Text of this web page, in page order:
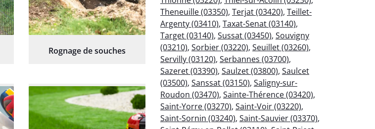
Rognage de souches
Theneuille (03350), Terjat (03420), Teillet-
Argenty (03410), Taxat-Senat (03140),
Target (03140), Sussat (03450), Souvigny
(03210), Sorbier (03220), Seuillet (03260),
Servilly (03120), Serbannes (03700),
Sazeret (03390), Saulzet (03800), Saulcet
(03500), Sanssat (03150), Saligny-sur-
Roudon (03470), Sainte-Thérence (03420),
Saint-Yorre (03270), Saint-Voir (03220),
Saint-Sornin (03240), Saint-Sauvier (03370),